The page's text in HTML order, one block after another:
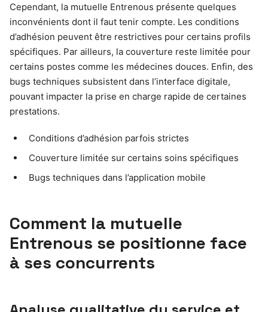
Cependant, la mutuelle Entrenous présente quelques
inconvénients dont il faut tenir compte. Les conditions
d’adhésion peuvent être restrictives pour certains profils
spécifiques. Par ailleurs, la couverture reste limitée pour
certains postes comme les médecines douces. Enfin, des
bugs techniques subsistent dans l’interface digitale,
pouvant impacter la prise en charge rapide de certaines
prestations.
Conditions d’adhésion parfois strictes
Couverture limitée sur certains soins spécifiques
Bugs techniques dans l’application mobile
Comment la mutuelle
Entrenous se positionne face
à ses concurrents